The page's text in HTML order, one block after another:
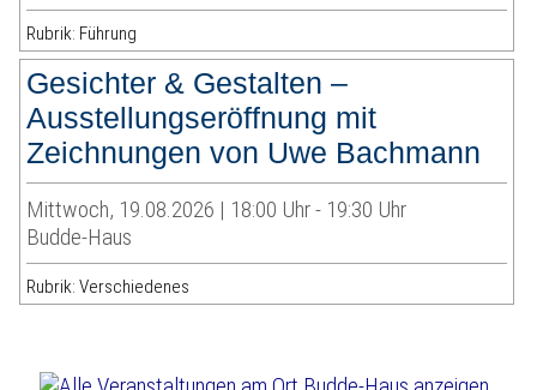
Rubrik: Führung
Gesichter & Gestalten –
Ausstellungseröffnung mit
Zeichnungen von Uwe Bachmann
Mittwoch, 19.08.2026 | 18:00 Uhr - 19:30 Uhr
Budde-Haus
Rubrik: Verschiedenes